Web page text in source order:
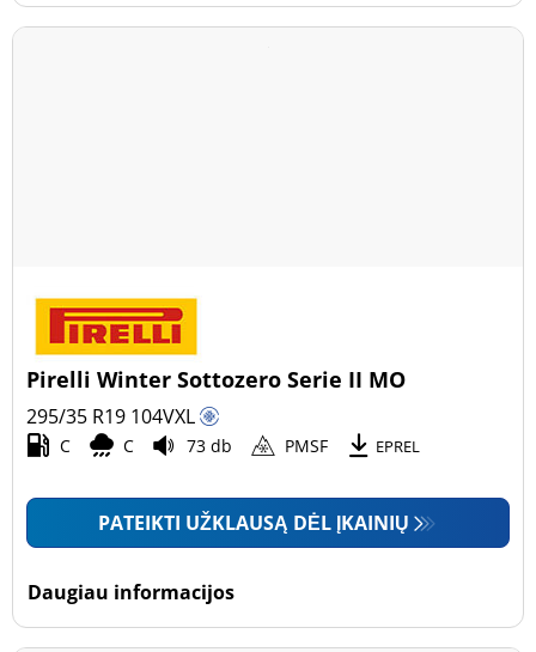
Pirelli Winter Sottozero Serie II MO
295/35 R19 104VXL
C C 73 db PMSF EPREL
PATEIKTI UŽKLAUSĄ DĖL ĮKAINIŲ
Daugiau informacijos